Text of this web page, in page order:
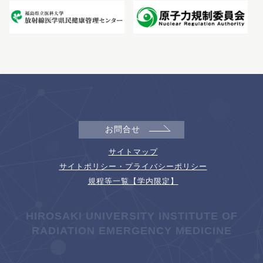
お問合せ
サイトマップ
サイトポリシー・プライバシーポリシー
規程等一覧【学内限定】
HIROSAKI UNIVERSITY INSTITUTE OF
RADIATION EMERGENCY MEDICINE